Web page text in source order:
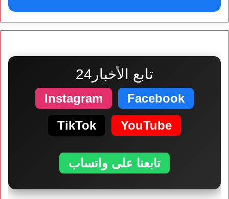
تابع الأخبار24
Facebook
Instagram
YouTube
TikTok
تابعنا على واتساب